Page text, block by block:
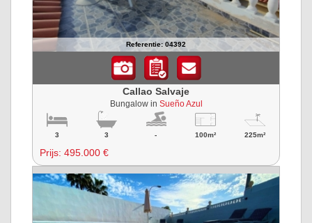
Referentie: 04392
Callao Salvaje
Bungalow in Sueño Azul
3 3 - 100m² 225m²
Prijs: 495.000 €